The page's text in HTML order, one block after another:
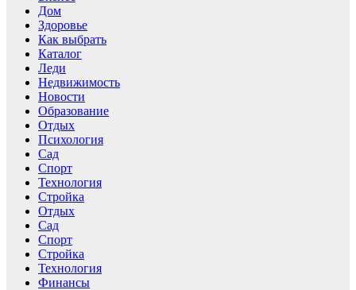
Дом
Здоровье
Как выбрать
Каталог
Леди
Недвижимость
Новости
Образование
Отдых
Психология
Сад
Спорт
Технология
Стройка
Отдых
Сад
Спорт
Стройка
Технология
Финансы